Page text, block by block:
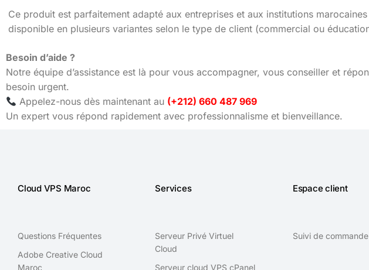
Ce produit est parfaitement adapté aux entreprises et aux institutions
disponible en plusieurs variantes selon le type de client (commercial ou
Besoin d’aide ?
Notre équipe d’assistance est là pour vous accompagner, vous conseiller et
besoin urgent.
Appelez-nous dès maintenant au (+212) 660 487 969
Un expert vous répond rapidement avec professionnalisme et bienveillance.
Cloud VPS Maroc
Questions Fréquentes
Adobe Creative Cloud
Maroc
Services
Serveur Privé Virtuel
Cloud
Serveur cloud VPS cPanel
Espace client
Suivi de commande